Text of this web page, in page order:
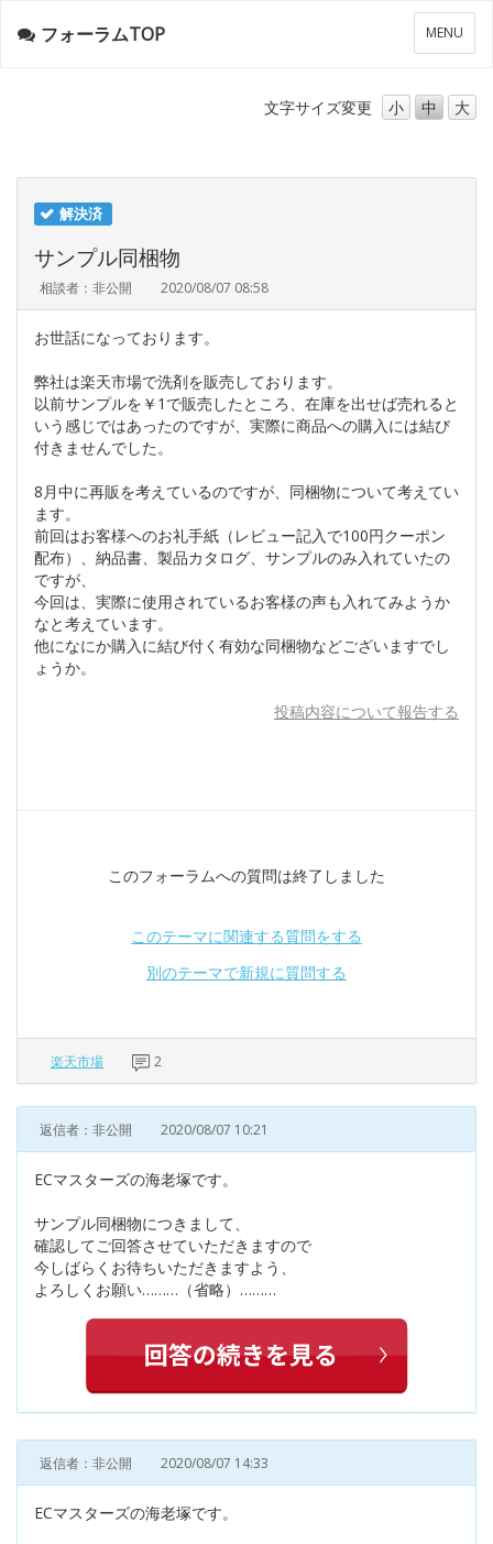
メ
ニ
ー
MENU
フォーラムTOP
文字サイズ変更 小 中 大
解決済
サンプル同梱物
相談者：非公開 2020/08/07 08:58
お世話になっております。
弊社は楽天市場で洗剤を販売しております。
以前サンプルを￥1で販売したところ、在庫を出せば売れると
いう感じではあったのですが、実際に商品への購入には結び
付きませんでした。
8月中に再販を考えているのですが、同梱物について考えてい
ます。
前回はお客様へのお礼手紙（レビュー記入で100円クーポン
配布）、納品書、製品カタログ、サンプルのみ入れていたの
ですが、
今回は、実際に使用されているお客様の声も入れてみようか
なと考えています。
他になにか購入に結び付く有効な同梱物などございますでし
ょうか。
投稿内容について報告する
このフォーラムへの質問は終了しました
このテーマに関連する質問をする
別のテーマで新規に質問する
楽天市場 2
返信者：非公開 2020/08/07 10:21
ECマスターズの海老塚です。
サンプル同梱物につきまして、
確認してご回答させていただきますので
今しばらくお待ちいただきますよう、
よろしくお願い………（省略）………
返信者：非公開 2020/08/07 14:33
ECマスターズの海老塚です。